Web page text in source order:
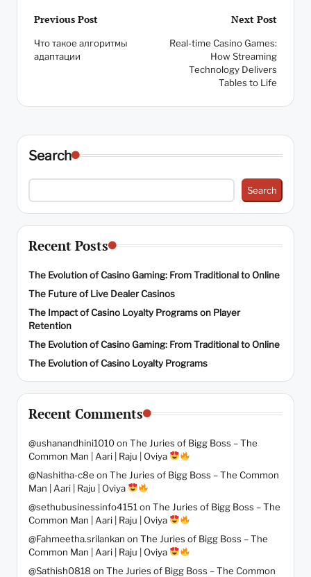
Post
navigation
Previous Post
Что такое алгоритмы
адаптации
Next Post
Real-time Casino Games:
How Streaming
Technology Delivers
Tables to Life
Search
Search
Recent Posts
The Evolution of Casino Gaming: From Traditional to Online
The Future of Live Dealer Casinos
The Impact of Casino Loyalty Programs on Player
Retention
The Evolution of Casino Gaming: From Traditional to Online
The Evolution of Casino Loyalty Programs
Recent Comments
@ushanandhini1010on The Juries of Bigg Boss – The
Common Man | Aari | Raju | Oviya
@Nashitha-c8e on The Juries of Bigg Boss – The Common
Man | Aari | Raju | Oviya
@sethubusinessinfo4151 on The Juries of Bigg Boss – The
Common Man | Aari | Raju | Oviya
@Fahmeetha.srilankan on The Juries of Bigg Boss – The
Common Man | Aari | Raju | Oviya
@Sathish0818 on The Juries of Bigg Boss – The Common